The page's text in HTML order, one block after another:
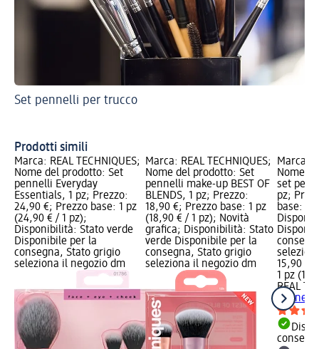
Set pennelli per trucco
Prodotti simili
Marca: REAL TECHNIQUES;
Nome del prodotto: Set
pennelli Everyday
Essentials, 1 pz; Prezzo:
24,90 €; Prezzo base: 1 pz
(24,90 € / 1 pz);
Disponibilità: Stato verde
Disponibile per la
consegna, Stato grigio
seleziona il negozio dm
Marca: REAL TECHNIQUES;
Nome del prodotto: Set
pennelli make-up BEST OF
BLENDS, 1 pz; Prezzo:
18,90 €; Prezzo base: 1 pz
(18,90 € / 1 pz); Novità
grafica; Disponibilità: Stato
verde Disponibile per la
consegna, Stato grigio
seleziona il negozio dm
Marca:
Nome
set
pz;
base: 1
15,90 €
1 pz
REAL
pennelli